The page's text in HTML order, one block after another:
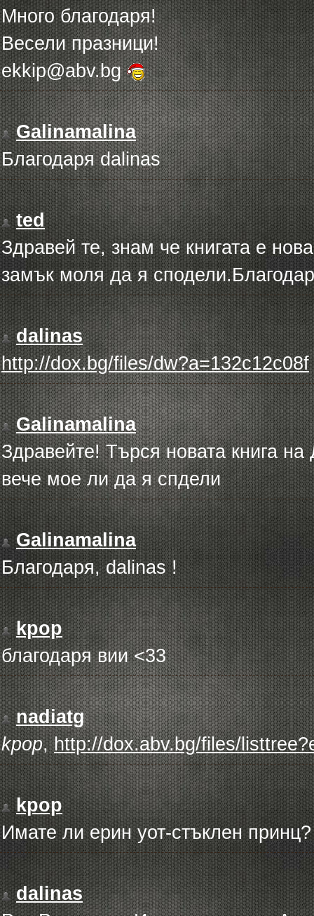
Много благодаря!
Весели празници!
ekkip@abv.bg
Galinamalina
Благодаря dalinas
ted
Здравей те, знам че книгата е
замък моля да я
dalinas
http://dox.bg/files/dw?a=132c12c08f
Galinamalina
Здравейте! Търся новата книга
вече мое ли да я спдели
Galinamalina
Благодаря, dalinas !
kpop
благодаря вии <33
nadiatg
kpop,http://dox.abv.bg/files/
kpop
Имате ли ерин уот-стъклен принц?
dalinas